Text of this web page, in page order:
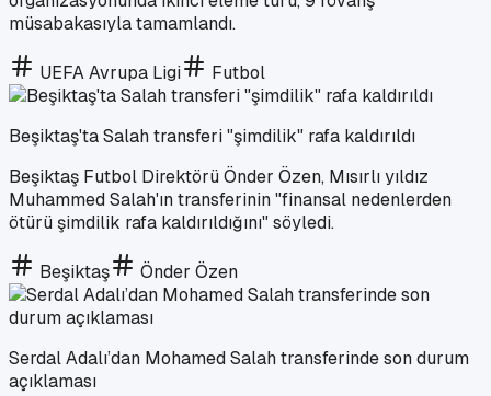
müsabakasıyla tamamlandı.
UEFA Avrupa Ligi Futbol
Beşiktaş'ta Salah transferi "şimdilik" rafa kaldırıldı
Beşiktaş Futbol Direktörü Önder Özen, Mısırlı yıldız
Muhammed Salah'ın transferinin "finansal nedenlerden
ötürü şimdilik rafa kaldırıldığını" söyledi.
Beşiktaş Önder Özen
Serdal Adalı’dan Mohamed Salah transferinde son durum
açıklaması